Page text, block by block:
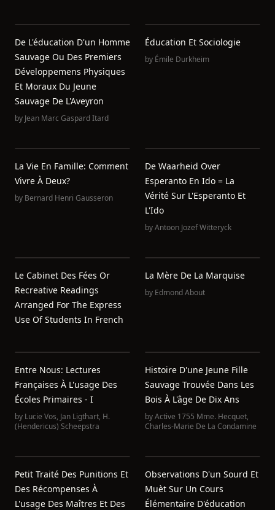
De L'éducation D'un Homme
Sauvage Ou Des Premiers
Développemens Physiques
Et Moraux Du Jeune
Sauvage De L'Aveyron
by Jean Marc Gaspard Itard
Éducation Et Sociologie
by Émile Durkheim
La Vie En Famille: Comment
Vivre À Deux?
by Bernard Henri Gausseron
De Waarheid Over
Esperanto En Ido = La
Vérité Sur L'Esperanto Et
L'Ido
byAntoon Jozef Witteryck
Le Cabinet Des Fées Or
Recreative Readings
Arranged For The Express
Use Of Students In French
La Mère De La Marquise
by Edmond About
Entre Nous: Lectures
Françaises À L'usage Des
Écoles Primaires - I
by Lucie Vos, Jan Ligthart, H.
(Hendericus) Scheepstra
Histoire D'une Jeune Fille
Sauvage Trouvée Dans Les
Bois À L'âge De Dix Ans
byActive 1755 Mme. Hecquet,
Charles-Marie De La Condamine
Petit Traité Des Punitions Et
Des Récompenses À
L'usage Des Maîtres Et Des
Observations D'un Sourd Et
Muèt Sur Un Cours
Élémentaire D'éducation